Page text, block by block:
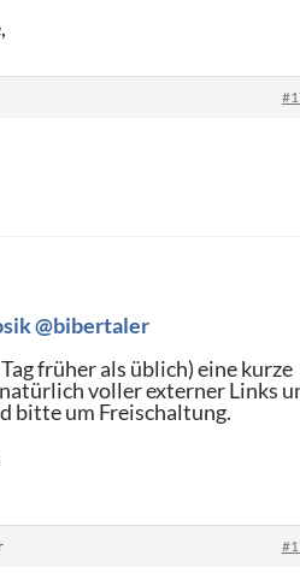
@bibertaler
früher als üblich) eine kurze
voller externer Links
bitte um Freischaltung.